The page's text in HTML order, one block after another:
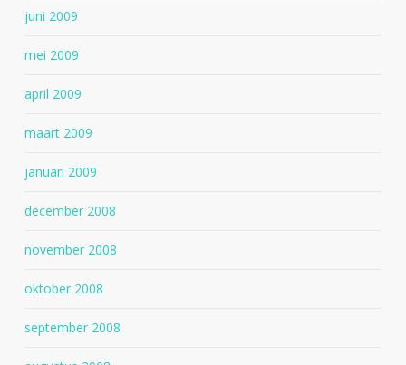
juni 2009
mei 2009
april 2009
maart 2009
januari 2009
december 2008
november 2008
oktober 2008
september 2008